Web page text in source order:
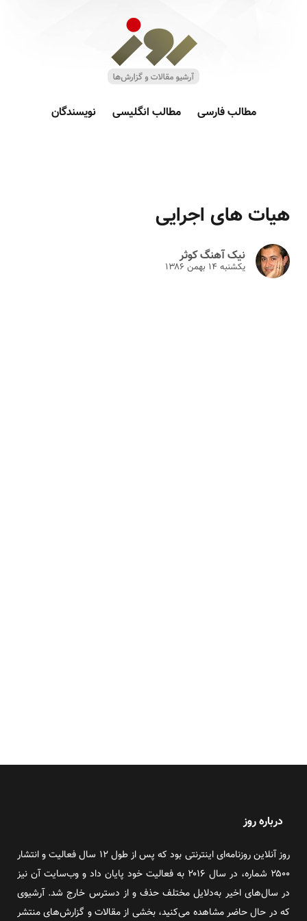
مطالب فارسی مطالب انگلیسی نویسندگان
هیات های اجرایی
نیک آهنگ کوثر
یکشنبه ۱۴ بهمن ۱۳۸۶
درباره روز
روز آنلاین روزنامه‌ای اینترنتی بود که پس از طول ۱۲ سال فعالیت و انتشار
۲۵۰۰ شماره، در سال ۲۰۱۶ به فعالیت خود پایان داد و وب‌سایت آن نیز
در سال‌های اخیر به‌دلایل مختلف حذف و از دسترس خارج شد. آرشیوی
که در حال حاضر مشاهده می‌کنید، بخشی از مقالات و گزارش‌های منتشر